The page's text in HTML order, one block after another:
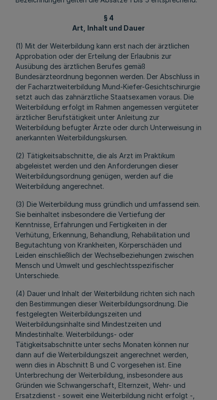
§ 4
Art, Inhalt und Dauer
(1) Mit der Weiterbildung kann erst nach der ärztlichen
Approbation oder der Erteilung der Erlaubnis zur
Ausübung des ärztlichen Berufes gemäß
Bundesärzteordnung begonnen werden. Der Abschluss in
der Facharztweiterbildung Mund-Kiefer-Gesichtschirurgie
setzt auch das zahnärztliche Staatsexamen voraus. Die
Weiterbildung erfolgt im Rahmen angemessen vergüteter
ärztlicher Berufstätigkeit unter Anleitung zur
Weiterbildung befugter Ärzte oder durch Unterweisung in
anerkannten Weiterbildungskursen.
(2) Tätigkeitsabschnitte, die als Arzt im Praktikum
abgeleistet werden und den Anforderungen dieser
Weiterbildungsordnung genügen, werden auf die
Weiterbildung angerechnet.
(3) Die Weiterbildung muss gründlich und umfassend sein.
Sie beinhaltet insbesondere die Vertiefung der
Kenntnisse, Erfahrungen und Fertigkeiten in der
Verhütung, Erkennung, Behandlung, Rehabilitation und
Begutachtung von Krankheiten, Körperschäden und
Leiden einschließlich der Wechselbeziehungen zwischen
Mensch und Umwelt und geschlechtsspezifischer
Unterschiede.
(4) Dauer und Inhalt der Weiterbildung richten sich nach
den Bestimmungen dieser Weiterbildungsordnung. Die
festgelegten Weiterbildungszeiten und
Weiterbildungsinhalte sind Mindestzeiten und
Mindestinhalte. Weiterbildungs- oder
Tätigkeitsabschnitte unter sechs Monaten können nur
dann auf die Weiterbildungszeit angerechnet werden,
wenn dies in Abschnitt B und C vorgesehen ist. Eine
Unterbrechung der Weiterbildung, insbesondere aus
Gründen wie Schwangerschaft, Elternzeit, Wehr- und
Ersatzdienst - soweit eine Weiterbildung nicht erfolgt -,